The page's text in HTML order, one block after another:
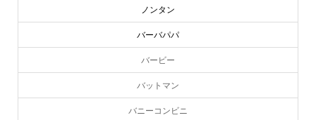
ノンタン
バーバパパ
バービー
バットマン
バニーコンビニ